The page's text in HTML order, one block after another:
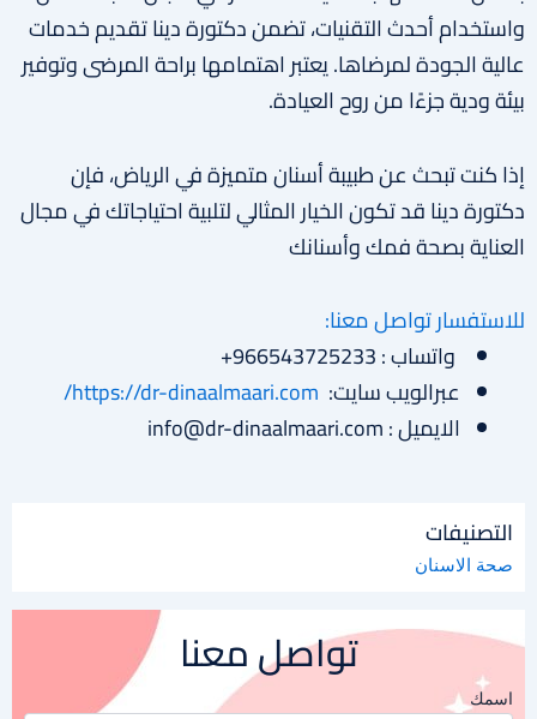
واستخدام أحدث التقنيات، تضمن دكتورة دينا تقديم خدمات
عالية الجودة لمرضاها. يعتبر اهتمامها براحة المرضى وتوفير
بيئة ودية جزءًا من روح العيادة.
إذا كنت تبحث عن طبيبة أسنان متميزة في الرياض، فإن
دكتورة دينا قد تكون الخيار المثالي لتلبية احتياجاتك في مجال
العناية بصحة فمك وأسنانك
للاستفسار تواصل معنا:
واتساب : 966543725233+
عبرالويب سايت: https://dr-dinaalmaari.com/
الايميل : info@dr-dinaalmaari.com
التصنيفات
صحة الاسنان
تواصل معنا
اسمك